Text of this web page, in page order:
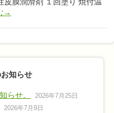
皮膜潤滑剤 １回塗り 焼付温
→
知らせ
らせ。 2026年7月25日
2026年7月9日